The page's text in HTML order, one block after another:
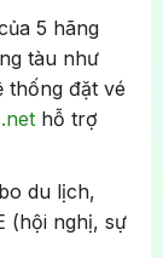
5 hãng
tàu như
thống đặt vé
hỗ trợ
du lịch,
(hội nghị, sự